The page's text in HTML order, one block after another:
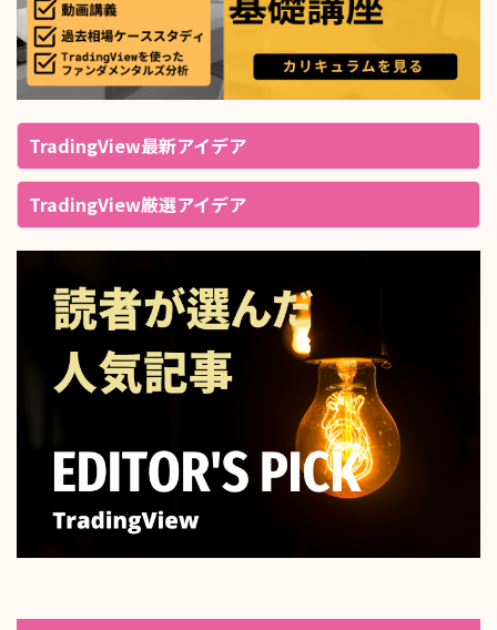
TradingView最新アイデア
TradingView厳選アイデア